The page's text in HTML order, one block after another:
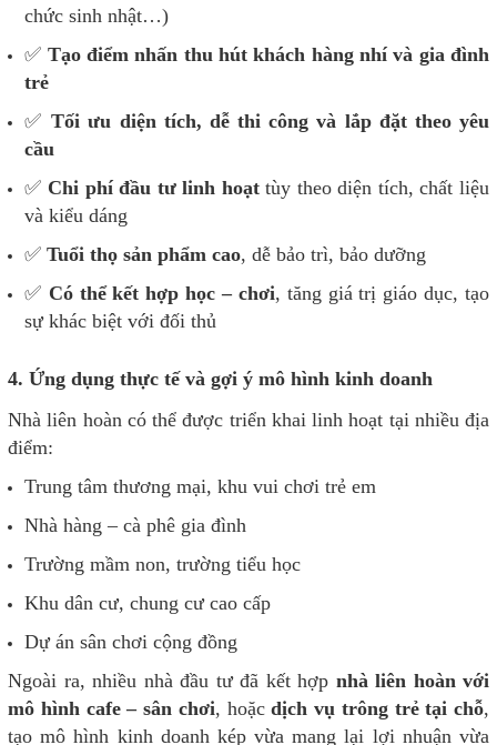
chức sinh nhật…)
✅ Tạo điểm nhấn thu hút khách hàng nhí và gia đình
trẻ
✅Tối ưu diện tích, dễ thi công và lắp đặt theo yêu
cầu
✅ Chi phí đầu tư linh hoạttùy theo diện tích, chất liệu
và kiểu dáng
✅ Tuổi thọ sản phẩm cao, dễ bảo trì, bảo dưỡng
✅ Có thể kết hợp học – chơi, tăng giá trị giáo dục, tạo
sự khác biệt với đối thủ
4. Ứng dụng thực tế và gợi ý mô hình kinh doanh
Nhà liên hoàn có thể được triển khai linh hoạt tại nhiều địa
điểm:
Trung tâm thương mại, khu vui chơi trẻ em
Nhà hàng – cà phê gia đình
Trường mầm non, trường tiểu học
Khu dân cư, chung cư cao cấp
Dự án sân chơi cộng đồng
Ngoài ra, nhiều nhà đầu tư đã kết hợp nhà liên hoàn với
mô hình cafe – sân chơi, hoặcdịch vụ trông trẻ tại chỗ,
tạo mô hình kinh doanh kép vừa mang lại lợi nhuận vừa